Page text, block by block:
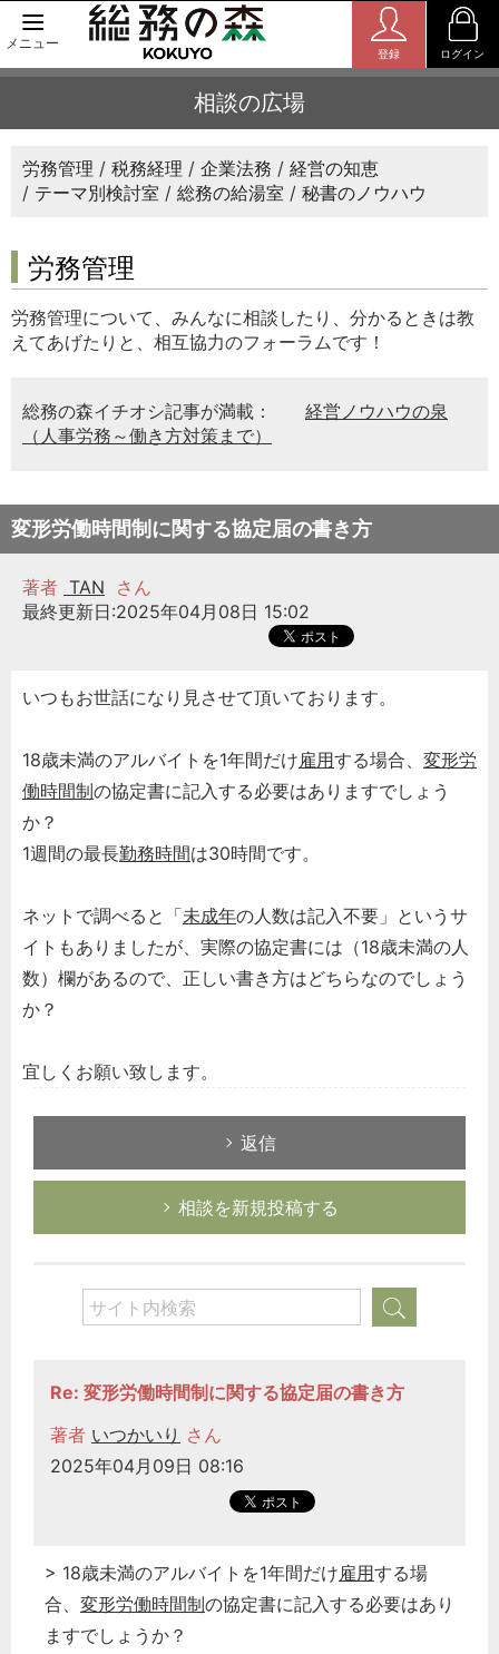
メニュー
登録 ログイン
相談の広場
労務管理 税務経理 企業法務
経営の知恵
テーマ別検討室
総務の給湯室 秘書のノウハウ
労務管理
労務管理について、みんなに相談したり、分かるときは教
えてあげたりと、相互協力のフォーラムです！
総務の森イチオシ記事が満載：
経営ノウハウの泉
（人事労務～働き方対策まで）
変形労働時間制に関する協定届の書き方
著者 TAN
さん
最終更新日:2025年04月08日 15:02
いつもお世話になり見させて頂いております。
18歳未満のアルバイトを1年間だけ雇用する場合、 変形労
働時間制の協定書に記入する必要はありますでしょう
か？
1週間の最長勤務時間は30時間です。
ネットで調べると「未成年の人数は記入不要」というサ
イトもありましたが、実際の協定書には（18歳未満の人
数）欄があるので、正しい書き方はどちらなのでしょう
か？
宜しくお願い致します。
返信
相談を新規投稿する
Re: 変形労働時間制に関する協定届の書き方
著者 いつかいり さん
2025年04月09日 08:16
> 18歳未満のアルバイトを1年間だけ雇用する場
合、 変形労働時間制の協定書に記入する必要はあり
ますでしょうか？